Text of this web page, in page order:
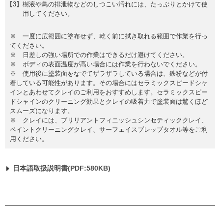
樹液や鳥の排泄物などのしつこい汚れには、たっぷりとかけて使
用してください。
※ 一度に広範囲に塗布せず、乾く前に拭き取れる範囲で作業を行っ
てください。
※ 日差しの強い場所での作業はできるだけ避けてください。
※ ボディの表面温度が高い場合には作業を行わないでください。
※ 使用後に塗装面をなでてザラザラしている場合は、鉄粉などが付
着している可能性があります。その場合にはセラミックスピードシャ
インとあわせてクレイのご利用をおすすめします。セラミックスピー
ドシャインのクリーニング効果とクレイの吸着力で塗装面は驚くほど
スムーズになります。
※ クレイには、ブリリアントフィニッシュシンセティッククレイ、
ペイントクリーニングクレイ、サーフェイスプレップタオル等をご利
用ください。
日本語取扱説明書(PDF:580KB)